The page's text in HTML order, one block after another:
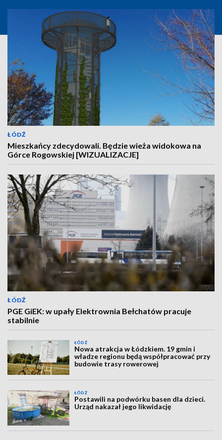
ŁÓDŹ
Mieszkańcy zdecydowali. Będzie wieża widokowa na
Górce Rogowskiej [WIZUALIZACJE]
ŁÓDŹ
PGE GiEK: w upały Elektrownia Bełchatów pracuje
stabilnie
ŁÓDŹ
Nowa atrakcja w Łódzkiem. 19 gmin i
władze regionu będą współpracować przy
budowie trasy rowerowej
ŁÓDŹ
Postawili na podwórku basen dla dzieci.
Urząd nakazał jego likwidację